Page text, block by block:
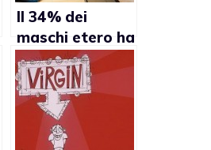
Il 34% dei
maschi etero ha
avuto
esperienze
omosessuali